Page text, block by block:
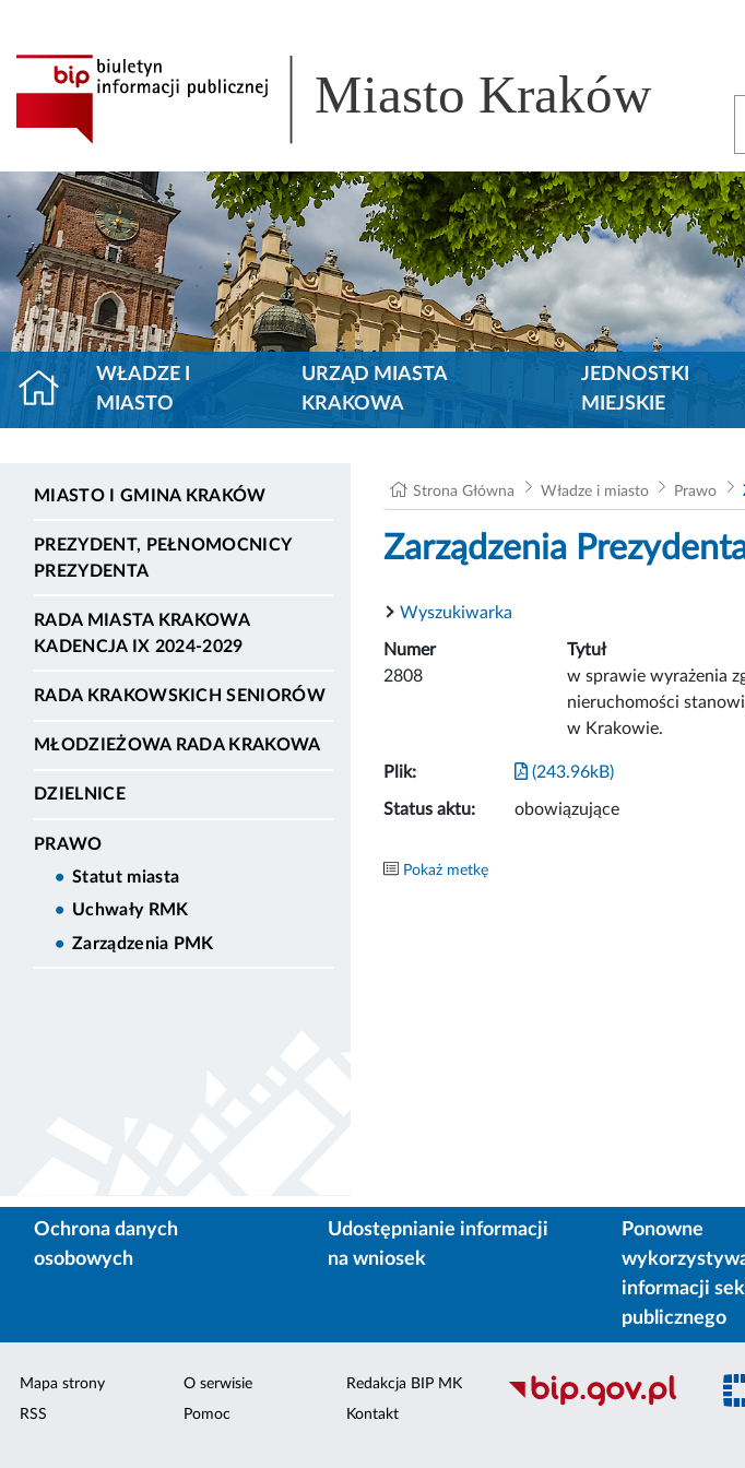
Miasto Kraków
WŁADZE I
MIASTO
URZĄD MIASTA
KRAKOWA
JEDNOSTKI
MIEJSKIE
MIASTO I GMINA KRAKÓW
PREZYDENT, PEŁNOMOCNICY
PREZYDENTA
RADA MIASTA KRAKOWA
KADENCJA IX 2024-2029
RADA KRAKOWSKICH SENIORÓW
MŁODZIEŻOWA RADA KRAKOWA
DZIELNICE
PRAWO
Statut miasta
Uchwały RMK
Zarządzenia PMK
Strona Główna Władze i miasto Prawo
Zarządzenia
Wyszukiwarka
Numer Tytuł
2808
w sprawie wyrażenia
nieruchomości
w Krakowie.
Plik: (243.96kB)
Status aktu: obowiązujące
Pokaż metkę
Ochrona danych
osobowych
Udostępnianie informacji
na wniosek
Ponowne
informacji
publicznego
Mapa strony
RSS
O serwisie
Pomoc
Redakcja BIP MK
Kontakt